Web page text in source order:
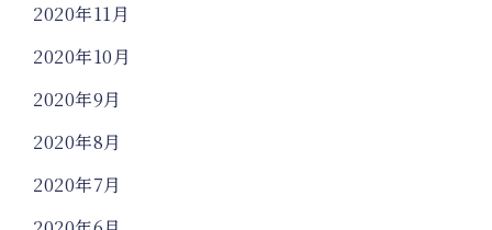
2020年11月
2020年10月
2020年9月
2020年8月
2020年7月